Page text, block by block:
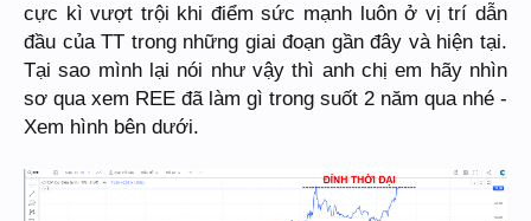
cực kì vượt trội khi điểm sức mạnh luôn ở vị trí dẫn
đầu của TT trong những giai đoạn gần đây và hiện tại.
Tại sao mình lại nói như vậy thì anh chị em hãy nhìn
sơ qua xem REE đã làm gì trong suốt 2 năm qua nhé -
Xem hình bên dưới.